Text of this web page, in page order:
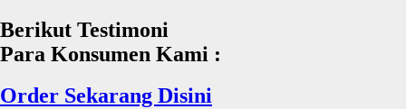
Berikut Testimoni
Para Konsumen Kami :
Order Sekarang Disini